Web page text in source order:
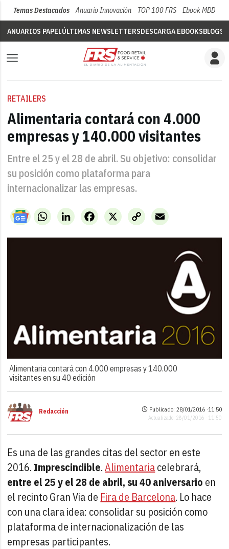
Temas Destacados Anuario Innovación TOP 100 FRS Ebook MDD
ANUARIOS PAPELÚLTIMAS NEWSLETTERSDESCARGA EBOOKSBLOGS
RETAILERS
Alimentaria contará con 4.000
empresas y 140.000 visitantes
Entre el 25 y el 28 de abril. Su objetivo: consolidar
su posición como plataforma para
internacionalizar las empresas.
WhatsAppLinkedIn X
Facebook
Copy
Link
Email
Alimentaria contará con 4.000 empresas y 140.000
visitantes en su 40 edición
Redacción Publicado: 28/01/2016 ·11:50
Actualizado: 28/01/2016 · 11:50
Es una de las grandes citas del sector en este
2016. Imprescindible.Alimentariacelebrará,
entre el 25 y el 28 de abril, su 40 aniversario en
el recinto Gran Via de Fira de Barcelona. Lo hace
con una clara idea: consolidar su posición como
plataforma de internacionalización de las
empresas participantes.